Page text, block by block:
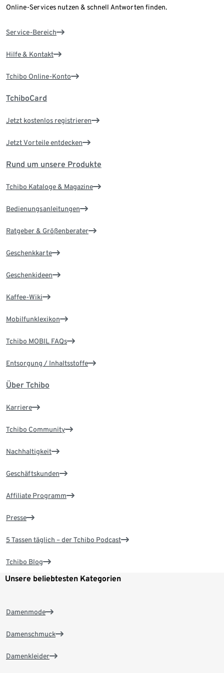
Online-Services nutzen & schnell Antworten finden.
Service-Bereich
Hilfe & Kontakt
Tchibo Online-Konto
TchiboCard
Jetzt kostenlos registrieren
Jetzt Vorteile entdecken
Rund um unsere Produkte
Tchibo Kataloge & Magazine
Bedienungsanleitungen
Ratgeber & Größenberater
Geschenkkarte
Geschenkideen
Kaffee-Wiki
Mobilfunklexikon
Tchibo MOBIL FAQs
Entsorgung / Inhaltsstoffe
Über Tchibo
Karriere
Tchibo Community
Nachhaltigkeit
Geschäftskunden
Affiliate Programm
Presse
5 Tassen täglich – der Tchibo Podcast
Tchibo Blog
Unsere beliebtesten Kategorien
Damenmode
Damenschmuck
Damenkleider